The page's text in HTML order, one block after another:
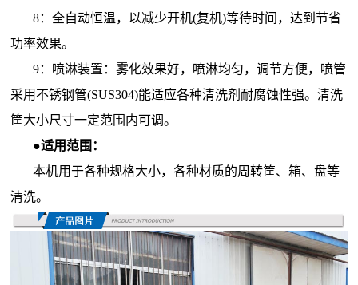
8：全自动恒温，以减少开机(复机)等待时间，达到节省
功率效果。
9：喷淋装置：雾化效果好，喷淋均匀，调节方便，喷管
采用不锈钢管(SUS304)能适应各种清洗剂耐腐蚀性强。清洗
筐大小尺寸一定范围内可调。
●适用范围：
本机用于各种规格大小，各种材质的周转筐、箱、盘等
清洗。